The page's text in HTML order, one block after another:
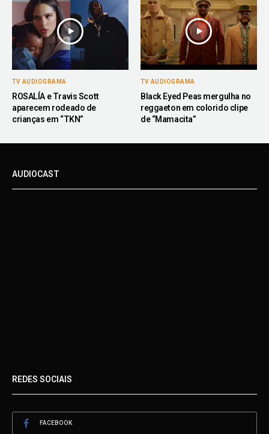
TV AUDIOGRAMA
ROSALÍA e Travis Scott
aparecem rodeado de
crianças em “TKN”
TV AUDIOGRAMA
Black Eyed Peas mergulha no
reggaeton em colorido clipe
de “Mamacita”
AUDIOCAST
REDES SOCIAIS
FACEBOOK